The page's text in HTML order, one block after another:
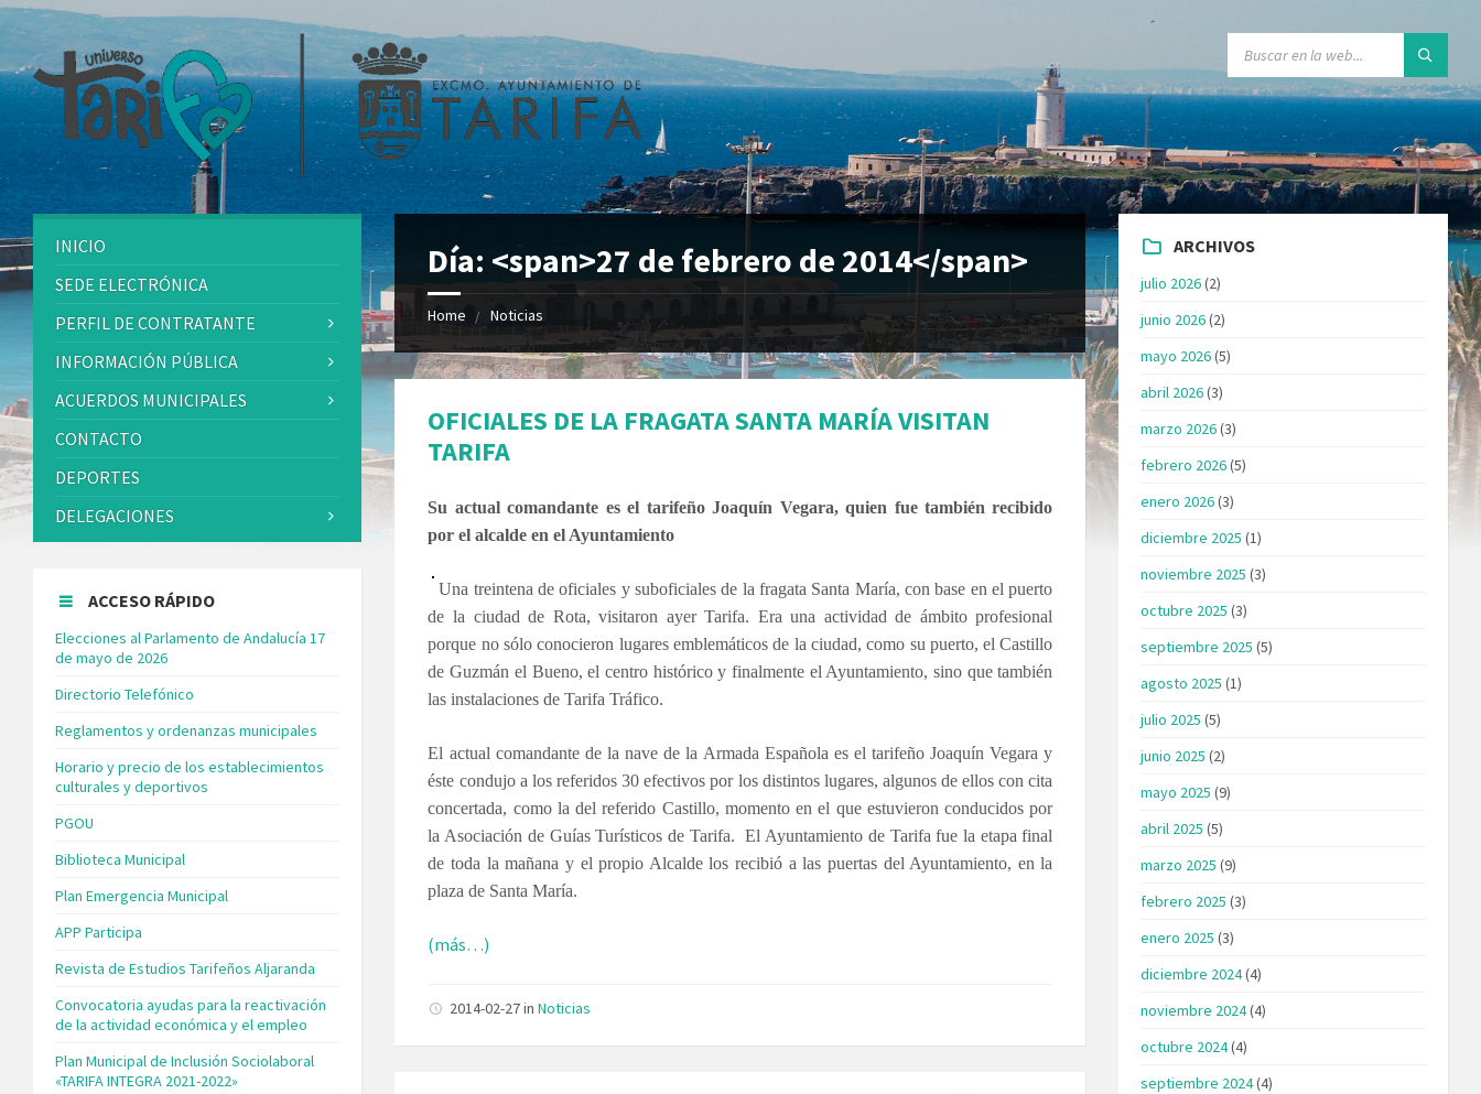
Día: <span>27 de febrero de 2014</span>
Home Noticias
OFICIALES DE LA FRAGATA SANTA MARÍA VISITAN
TARIFA
Su actual comandante es el tarifeño Joaquín Vegara, quien fue también recibido
por el alcalde en el Ayuntamiento
Una treintena de oficiales y suboficiales de la fragata Santa María, con base en el puerto
de la ciudad de Rota, visitaron ayer Tarifa. Era una actividad de ámbito profesional
porque no sólo conocieron lugares emblemáticos de la ciudad, como su puerto, el Castillo
de Guzmán el Bueno, el centro histórico y finalmente el Ayuntamiento, sino que también
las instalaciones de Tarifa Tráfico.
El actual comandante de la nave de la Armada Española es el tarifeño Joaquín Vegara y
éste condujo a los referidos 30 efectivos por los distintos lugares, algunos de ellos con cita
concertada, como la del referido Castillo, momento en el que estuvieron conducidos por
la Asociación de Guías Turísticos de Tarifa. El Ayuntamiento de Tarifa fue la etapa final
de toda la mañana y el propio Alcalde los recibió a las puertas del Ayuntamiento, en la
plaza de Santa María.
(más…)
2014-02-27inNoticias
INICIO
SEDE ELECTRÓNICA
PERFIL DE CONTRATANTE
INFORMACIÓN PÚBLICA
ACUERDOS MUNICIPALES
CONTACTO
DEPORTES
DELEGACIONES
ACCESO RÁPIDO
Elecciones al Parlamento de Andalucía 17
de mayo de 2026
Directorio Telefónico
Reglamentos y ordenanzas municipales
Horario y precio de los establecimientos
culturales y deportivos
PGOU
Biblioteca Municipal
Plan Emergencia Municipal
APP Participa
Revista de Estudios Tarifeños Aljaranda
Convocatoria ayudas para la reactivación
de la actividad económica y el empleo
Plan Municipal de Inclusión Sociolaboral
«TARIFA INTEGRA 2021-2022»
ARCHIVOS
julio 2026(2)
junio 2026(2)
mayo 2026(5)
abril 2026(3)
marzo 2026(3)
febrero 2026(5)
enero 2026(3)
diciembre 2025 (1)
noviembre 2025 (3)
octubre 2025 (3)
septiembre 2025 (5)
agosto 2025 (1)
julio 2025 (5)
junio 2025 (2)
mayo 2025 (9)
abril 2025 (5)
marzo 2025 (9)
febrero 2025 (3)
enero 2025 (3)
diciembre 2024(4)
noviembre 2024(4)
octubre 2024(4)
septiembre 2024(4)